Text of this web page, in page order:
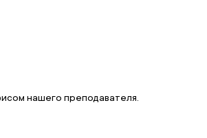
нашего преподавателя.